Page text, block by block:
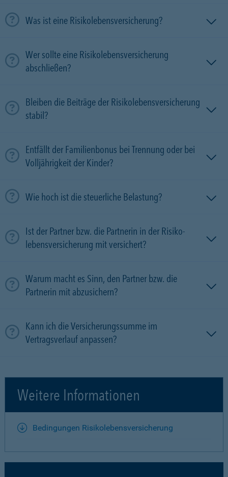
Was ist eine Risikolebensversicherung?
Wer sollte eine Risikolebensversicherung
abschließen?
Bleiben die Beiträge der Risikolebensversicherung
stabil?
Entfällt der Familienbonus bei Trennung oder bei
Volljährigkeit der Kinder?
Wie hoch ist die steuerliche Belastung?
Ist der Partner bzw. die Partnerin in der Risiko­
lebens­versicherung mit versichert?
Warum macht es Sinn, den Partner bzw. die
Partnerin mit ab­zu­sichern?
Kann ich die Versicherungssumme im
Vertragsverlauf anpassen?
Weitere Informationen
Bedingungen Risikolebensversicherung